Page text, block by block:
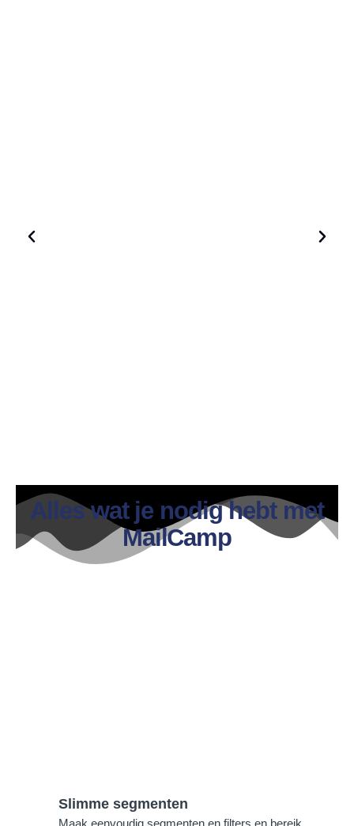
Alles wat je nodig hebt met
MailCamp
Slimme segmenten
Maak eenvoudig segmenten en filters en bereik